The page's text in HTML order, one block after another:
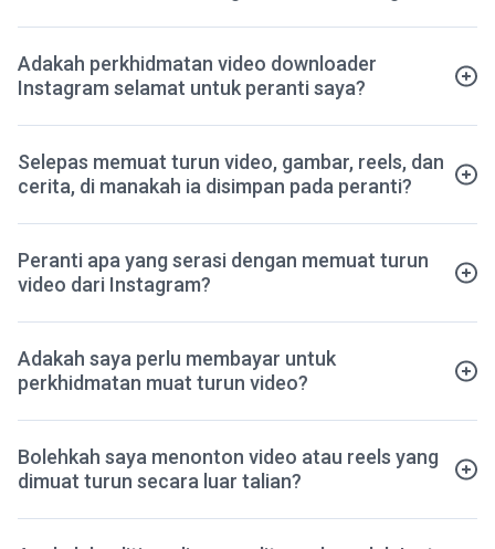
Adakah perkhidmatan video downloader
Instagram selamat untuk peranti saya?
Selepas memuat turun video, gambar, reels, dan
cerita, di manakah ia disimpan pada peranti?
Peranti apa yang serasi dengan memuat turun
video dari Instagram?
Adakah saya perlu membayar untuk
perkhidmatan muat turun video?
Bolehkah saya menonton video atau reels yang
dimuat turun secara luar talian?